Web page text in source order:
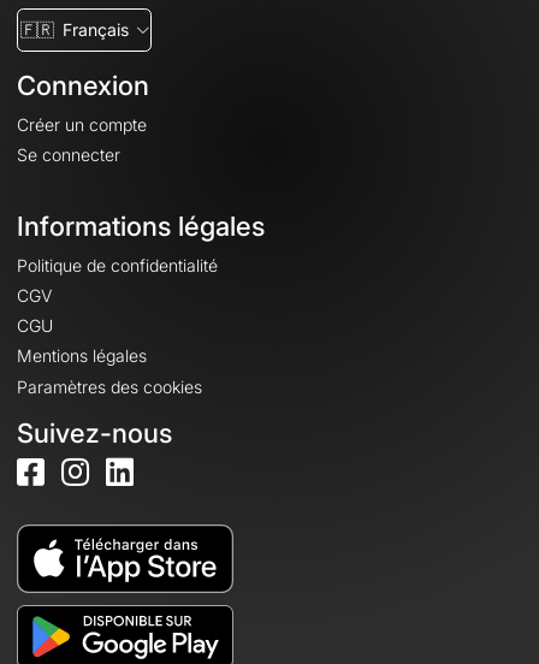
🇫🇷 Français
Connexion
Créer un compte
Se connecter
Informations légales
Politique de confidentialité
CGV
CGU
Mentions légales
Paramètres des cookies
Suivez-nous